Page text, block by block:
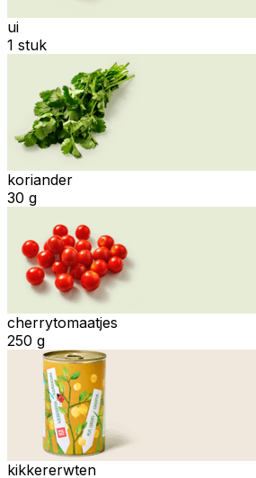
ui
1 stuk
koriander
30 g
cherrytomaatjes
250 g
kikkererwten